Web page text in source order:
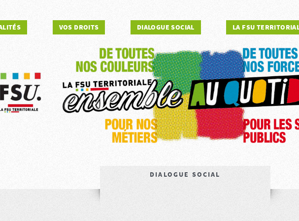
VOS DROITS DIALOGUE SOCIAL LA FSU
DIALOGUE SOCIAL